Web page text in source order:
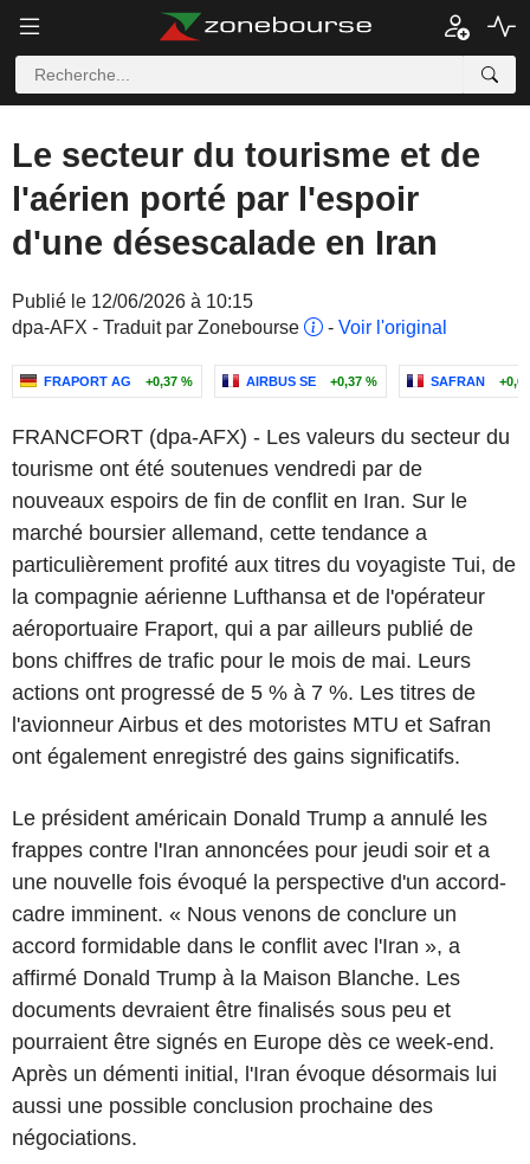
Le secteur du tourisme et de
l'aérien porté par l'espoir
d'une désescalade en Iran
Publié le 12/06/2026 à 10:15
dpa-AFX - Traduit par Zonebourse
- Voir l'original
FRAPORT AG +0,37 % AIRBUS SE +0,37 % SAFRAN
FRANCFORT (dpa-AFX) - Les valeurs du secteur du
tourisme ont été soutenues vendredi par de
nouveaux espoirs de fin de conflit en Iran. Sur le
marché boursier allemand, cette tendance a
particulièrement profité aux titres du voyagiste Tui, de
la compagnie aérienne Lufthansa et de l'opérateur
aéroportuaire Fraport, qui a par ailleurs publié de
bons chiffres de trafic pour le mois de mai. Leurs
actions ont progressé de 5 % à 7 %. Les titres de
l'avionneur Airbus et des motoristes MTU et Safran
ont également enregistré des gains significatifs.
Le président américain Donald Trump a annulé les
frappes contre l'Iran annoncées pour jeudi soir et a
une nouvelle fois évoqué la perspective d'un accord-
cadre imminent. « Nous venons de conclure un
accord formidable dans le conflit avec l'Iran », a
affirmé Donald Trump à la Maison Blanche. Les
documents devraient être finalisés sous peu et
pourraient être signés en Europe dès ce week-end.
Après un démenti initial, l'Iran évoque désormais lui
aussi une possible conclusion prochaine des
négociations.